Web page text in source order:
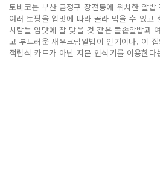
토비코는 부산 금정구 장전동에 위치한 알
여러 토핑을 입맛에 따라 골라 먹을 수 있고
사람들 입맛에 잘 맞을 것 같은 돌솥알밥과
고 부드러운 새우크림알밥이 인기이다. 이
적립식 카드가 아닌 지문 인식기를 이용한다